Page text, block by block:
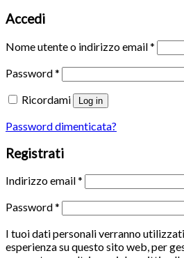
Accedi
Nome utente o indirizzo email*
Password*
Ricordami
Log in
Password dimenticata?
Registrati
Indirizzo email*
Password*
I tuoi dati personali verranno
esperienza su questo sito web, per